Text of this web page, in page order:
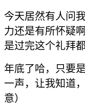
今天居然有人问
力还是有所怀疑
是过完这个礼拜
年底了哈，只要
一声，让我知道
意）